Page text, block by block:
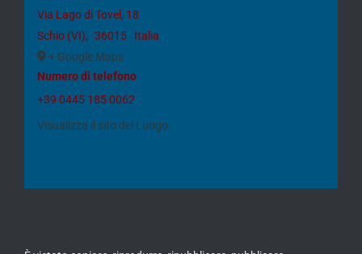
Via Lago di Tovel, 18
Schio (VI), 36015
Italia
+ Google Maps
Numero di telefono
+39 0445 185 0062
Visualizza il sito del Luogo